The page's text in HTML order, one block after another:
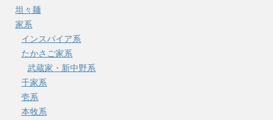
坦々麺
家系
インスパイア系
たかさご家系
武蔵家・新中野系
千家系
壱系
本牧系